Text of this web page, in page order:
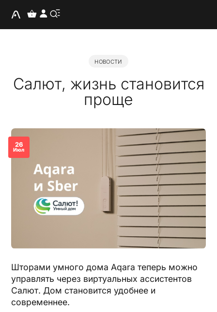
НОВОСТИ
Салют, жизнь становится
проще
26
Июл
Шторами умного дома Aqara теперь можно
управлять через виртуальных ассистентов
Салют. Дом становится удобнее и
современнее.